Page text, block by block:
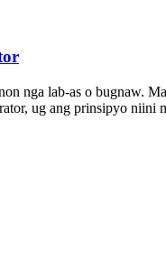
nga lab-as o bugnaw.
ug ang prinsipyo niini